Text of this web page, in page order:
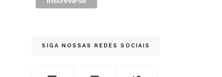
SIGA NOSSAS REDES SOCIAIS